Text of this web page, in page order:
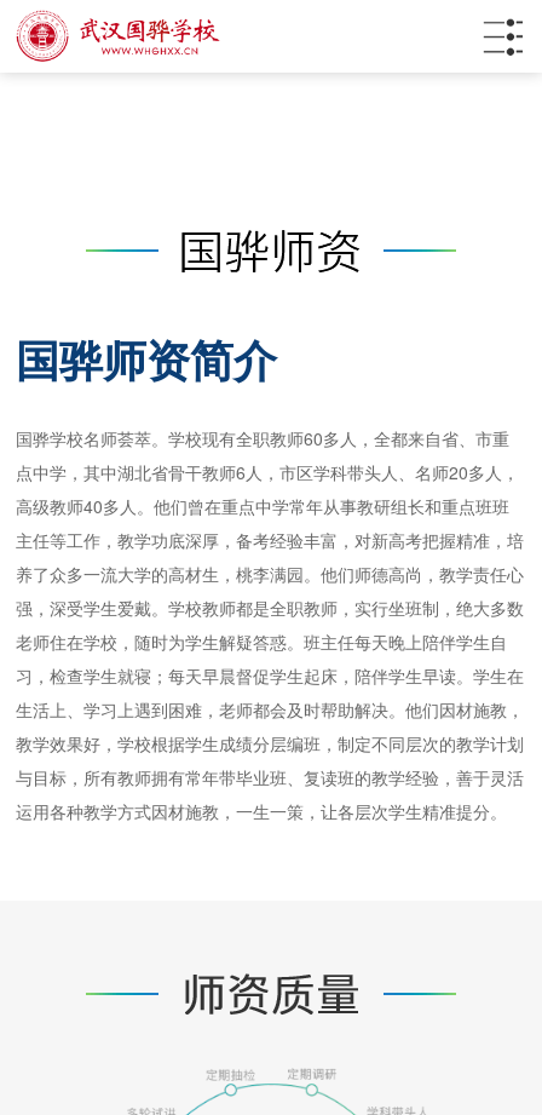
国骅师资简介
国骅学校名师荟萃。学校现有全职教师60多人，全都来自省、市重
点中学，其中湖北省骨干教师6人，市区学科带头人、名师20多人，
高级教师40多人。他们曾在重点中学常年从事教研组长和重点班班
主任等工作，教学功底深厚，备考经验丰富，对新高考把握精准，培
养了众多一流大学的高材生，桃李满园。他们师德高尚，教学责任心
强，深受学生爱戴。学校教师都是全职教师，实行坐班制，绝大多数
老师住在学校，随时为学生解疑答惑。班主任每天晚上陪伴学生自
习，检查学生就寝；每天早晨督促学生起床，陪伴学生早读。学生在
生活上、学习上遇到困难，老师都会及时帮助解决。他们因材施教，
教学效果好，学校根据学生成绩分层编班，制定不同层次的教学计划
与目标，所有教师拥有常年带毕业班、复读班的教学经验，善于灵活
运用各种教学方式因材施教，一生一策，让各层次学生精准提分。